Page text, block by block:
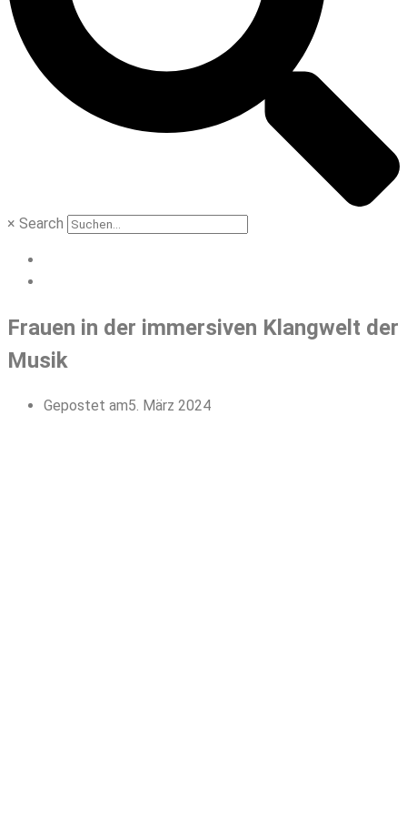
× Search
Frauen in der immersiven Klangwelt der
Musik
Gepostet am5. März 2024